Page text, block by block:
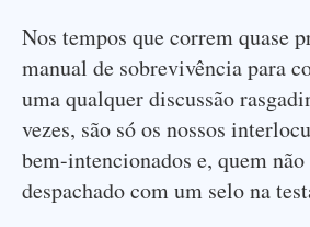
Nos tempos que correm quase
manual de sobrevivência para
uma qualquer discussão
vezes, são só os nossos
bem-intencionados e, quem
despachado com um selo na